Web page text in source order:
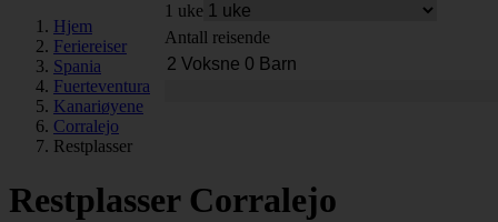
1 uke
Antall reisende
Hjem
Feriereiser
Spania
Fuerteventura
Kanariøyene
Corralejo
Restplasser
Restplasser Corralejo